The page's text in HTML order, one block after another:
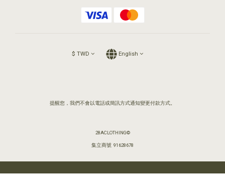
$ TWD English
提醒您，我們不會以電話或簡訊方式通知變更付款方式。
28ACLOTHING©
集立商號 91628678